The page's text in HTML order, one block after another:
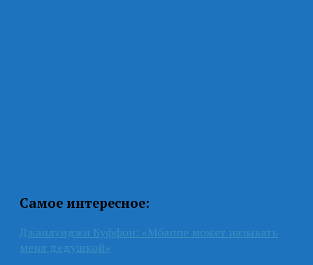
Самое интересное:
Джанлуиджи Буффон: «Мбаппе может называть
меня дедушкой»